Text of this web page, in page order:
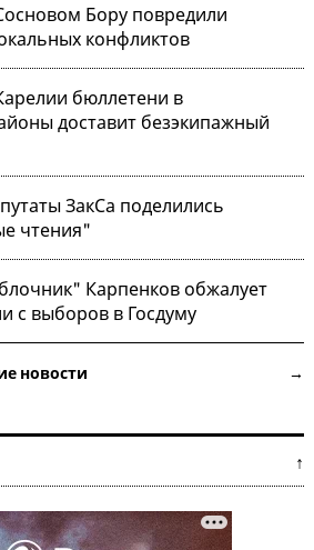
Бору повредили
конфликтов
бюллетени в
доставит безэкипажный
ЗакСа поделились
чтения"
Карпенков обжалует
с выборов в Госдуму
новости →
персон ↑